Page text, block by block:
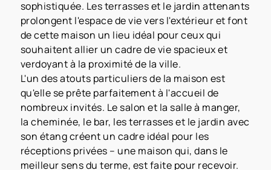
sophistiquée. Les terrasses et le jardin attenants
prolongent l'espace de vie vers l'extérieur et font
de cette maison un lieu idéal pour ceux qui
souhaitent allier un cadre de vie spacieux et
verdoyant à la proximité de la ville.
L'un des atouts particuliers de la maison est
qu'elle se prête parfaitement à l'accueil de
nombreux invités. Le salon et la salle à manger,
la cheminée, le bar, les terrasses et le jardin avec
son étang créent un cadre idéal pour les
réceptions privées – une maison qui, dans le
meilleur sens du terme, est faite pour recevoir.